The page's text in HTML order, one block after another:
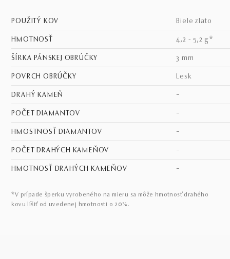
POUŽITÝ KOV biele zlato
HMOTNOSŤ 4,2 - 5,2 g*
ŠÍRKA PÁNSKEJ OBRÚČKY 3 mm
POVRCH OBRÚČKY lesk
DRAHÝ KAMEŇ –
POČET DIAMANTOV –
HMOSTNOSŤ DIAMANTOV –
POČET DRAHÝCH KAMEŇOV –
HMOTNOSŤ DRAHÝCH KAMEŇOV –
*V prípade šperku vyrobeného na mieru sa môže hmotnosť drahého
kovu líšiť od uvedenej hmotnosti o 20%.